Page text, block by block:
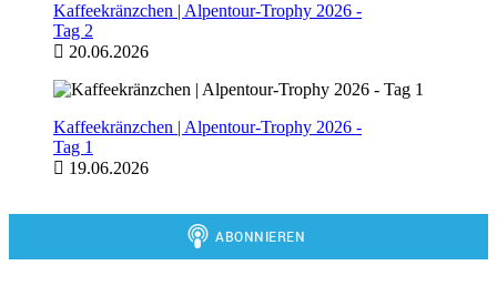
Kaffeekränzchen | Alpentour-Trophy 2026 -
Tag 2
20.06.2026
Kaffeekränzchen | Alpentour-Trophy 2026 -
Tag 1
19.06.2026